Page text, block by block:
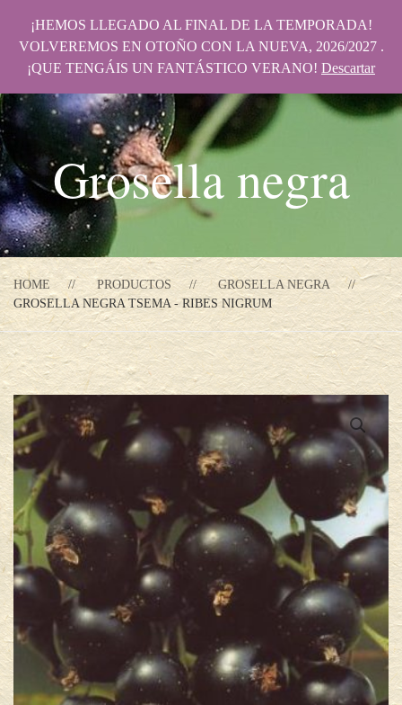
Grosella negra
HOME PRODUCTOS
GROSELLA NEGRA
GROSELLA NEGRA TSEMA - RIBES NIGRUM
¡HEMOS LLEGADO AL FINAL DE LA TEMPORADA!
VOLVEREMOS EN OTOÑO CON LA NUEVA, 2026/2027 .
¡QUE TENGÁIS UN FANTÁSTICO VERANO! Descartar